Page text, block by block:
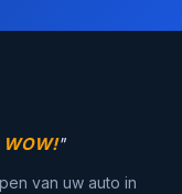
WOW!"
van uw auto in